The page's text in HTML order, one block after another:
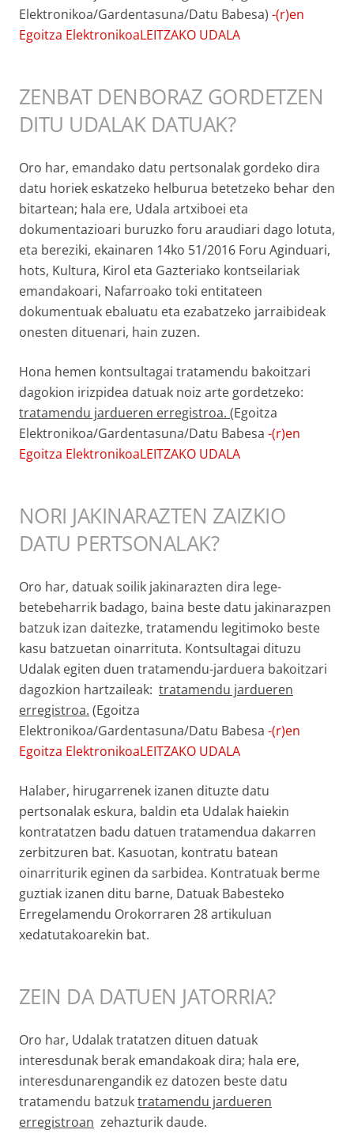
Elektronikoa/Gardentasuna/Datu Babesa) -(r)en
Egoitza ElektronikoaLEITZAKO UDALA
ZENBAT DENBORAZ GORDETZEN
DITU UDALAK DATUAK?
Oro har, emandako datu pertsonalak gordeko dira
datu horiek eskatzeko helburua betetzeko behar den
bitartean; hala ere, Udala artxiboei eta
dokumentazioari buruzko foru araudiari dago lotuta,
eta bereziki, ekainaren 14ko 51/2016 Foru Aginduari,
hots, Kultura, Kirol eta Gazteriako kontseilariak
emandakoari, Nafarroako toki entitateen
dokumentuak ebaluatu eta ezabatzeko jarraibideak
onesten dituenari, hain zuzen.
Hona hemen kontsultagai tratamendu bakoitzari
dagokion irizpidea datuak noiz arte gordetzeko:
tratamendu jardueren erregistroa. (Egoitza
Elektronikoa/Gardentasuna/Datu Babesa -(r)en
Egoitza ElektronikoaLEITZAKO UDALA
NORI JAKINARAZTEN ZAIZKIO
DATU PERTSONALAK?
Oro har, datuak soilik jakinarazten dira lege-
betebeharrik badago, baina beste datu jakinarazpen
batzuk izan daitezke, tratamendu legitimoko beste
kasu batzuetan oinarrituta. Kontsultagai dituzu
Udalak egiten duen tratamendu-jarduera bakoitzari
dagozkion hartzaileak: tratamendu jardueren
erregistroa. (Egoitza
Elektronikoa/Gardentasuna/Datu Babesa -(r)en
Egoitza ElektronikoaLEITZAKO UDALA
Halaber, hirugarrenek izanen dituzte datu
pertsonalak eskura, baldin eta Udalak haiekin
kontratatzen badu datuen tratamendua dakarren
zerbitzuren bat. Kasuotan, kontratu batean
oinarriturik eginen da sarbidea. Kontratuak berme
guztiak izanen ditu barne, Datuak Babesteko
Erregelamendu Orokorraren 28 artikuluan
xedatutakoarekin bat.
ZEIN DA DATUEN JATORRIA?
Oro har, Udalak tratatzen dituen datuak
interesdunak berak emandakoak dira; hala ere,
interesdunarengandik ez datozen beste datu
tratamendu batzuktratamendu jardueren
erregistroan zehazturik daude.